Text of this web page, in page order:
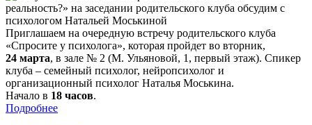
Приглашаем на очередную встречу родительского клуба
«Спросите у психолога», которая пройдет во вторник,
24 марта, в зале № 2 (М. Ульяновой, 1, первый этаж). Спикер
клуба – семейный психолог, нейропсихолог и
организационный психолог Наталья Моськина.
Начало в 18 часов.
Подробнее